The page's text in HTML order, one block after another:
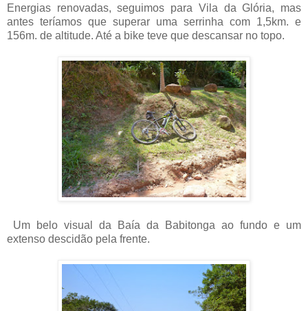
Energias renovadas, seguimos para Vila da Glória, mas
antes teríamos que superar uma serrinha com 1,5km. e
156m. de altitude. Até a bike teve que descansar no topo.
Um belo visual da Baía da Babitonga ao fundo e um
extenso descidão pela frente.